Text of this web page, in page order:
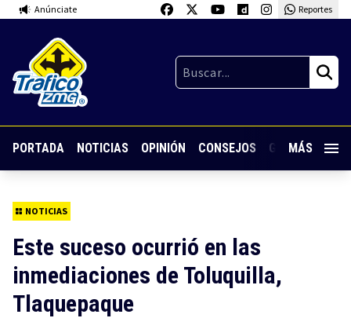
Anúnciate Reportes
PORTADA NOTICIAS OPINIÓN CONSEJOS GUARDIA
MÁS
NOTICIAS
Este suceso ocurrió en las
inmediaciones de Toluquilla,
Tlaquepaque